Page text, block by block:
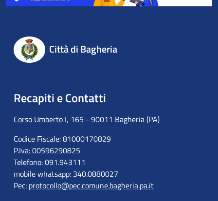
Città di Bagheria
Recapiti e Contatti
Corso Umberto I, 165 - 90011 Bagheria (PA)
Codice Fiscale: 81000170829
P.Iva: 00596290825
Telefono: 091.943111
mobile whatsapp: 340.0880027
Pec: protocollo@pec.comune.bagheria.pa.it